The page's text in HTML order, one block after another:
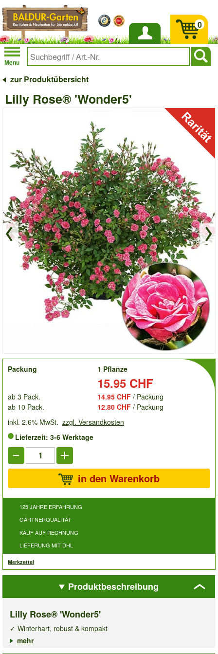
Anmelden
Menu
0
zur Produktübersicht
Lilly Rose® 'Wonder5'
order
Packung
1 Pflanze
15.95 CHF
ab 3 Pack. 14.95 CHF / Packung
ab 10 Pack.
12.80 CHF / Packung
inkl. 2.6% MwSt. zzgl. Versandkosten
Lieferzeit: 3-6 Werktage
in den Warenkorb
125 JAHRE ERFAHRUNG
GÄRTNERQUALITÄT
KAUF AUF RECHNUNG
LIEFERUNG MIT DHL
Merkzettel
Produktbeschreibung
Lilly Rose® 'Wonder5'
✓ Winterhart, robust & kompakt
✓ Unglaubliches Blütenmeer von Sommer bis Herbst
mehr